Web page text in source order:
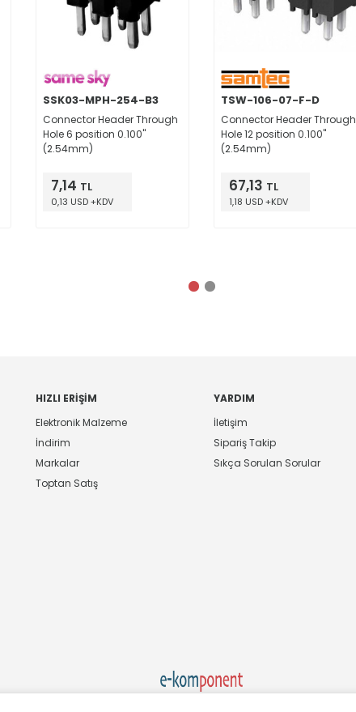
SSK03-MPH-254-B3
Connector Header Through
Hole 6 position 0.100"
(2.54mm)
7,14 TL
0,13 USD +KDV
TSW-106-07-F-D
Connector Header Through
Hole 12 position 0.100"
(2.54mm)
67,13 TL
1,18 USD +KDV
HIZLI ERIŞIM
Elektronik Malzeme
İndirim
Markalar
Toptan Satış
YARDIM
İletişim
Sipariş Takip
Sıkça Sorulan Sorular